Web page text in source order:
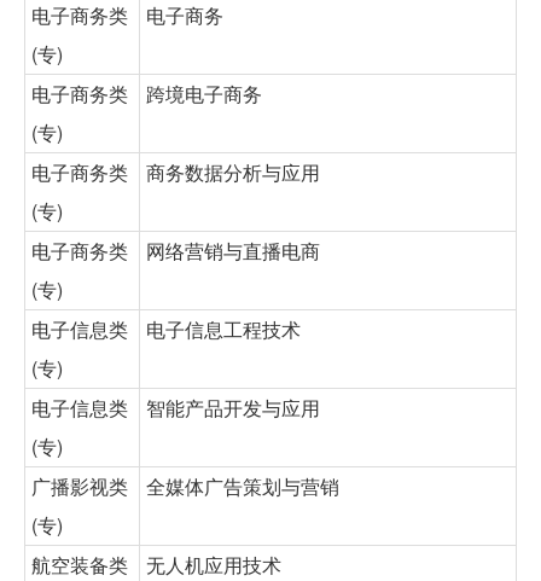
电子商务类
(专)
电子商务
电子商务类
(专)
跨境电子商务
电子商务类
(专)
商务数据分析与应用
电子商务类
(专)
网络营销与直播电商
电子信息类
(专)
电子信息工程技术
电子信息类
(专)
智能产品开发与应用
广播影视类
(专)
全媒体广告策划与营销
航空装备类
无人机应用技术